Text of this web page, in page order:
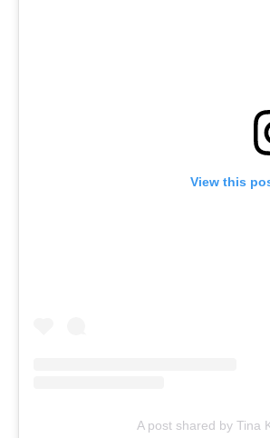
View this
A post shared by Tina